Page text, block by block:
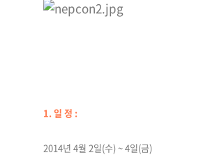
1. 일 정 :
2014년 4월 2일(수) ~ 4일(금)